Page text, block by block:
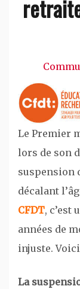
Le Premier
lors de son
suspension
décalant
CFDT, c’est
années de
injuste.
La